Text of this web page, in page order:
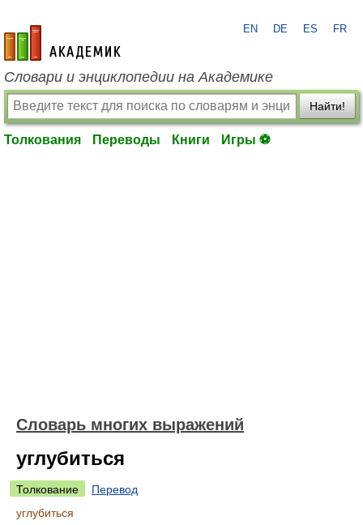
academic.ru
EN DE ES FR
Словари и энциклопедии на Академике
Найти!
Толкования Переводы Книги Игры ⚽
Словарь многих выражений
углубиться
Толкование
Перевод
углубиться